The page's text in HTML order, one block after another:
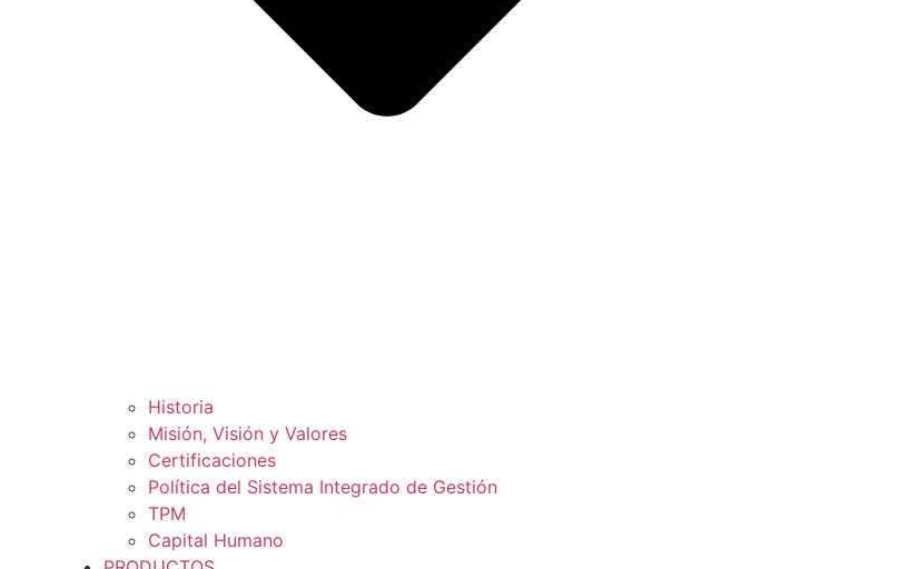
Historia
Misión, Visión y Valores
Certificaciones
Política del Sistema Integrado de Gestión
TPM
Capital Humano